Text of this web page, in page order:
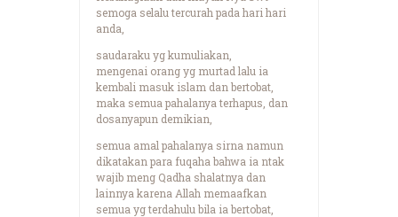
semoga selalu tercurah pada hari hari
anda,
saudaraku yg kumuliakan,
mengenai orang yg murtad lalu ia
kembali masuk islam dan bertobat,
maka semua pahalanya terhapus, dan
dosanyapun demikian,
semua amal pahalanya sirna namun
dikatakan para fuqaha bahwa ia ntak
wajib meng Qadha shalatnya dan
lainnya karena Allah memaafkan
semua yg terdahulu bila ia bertobat,